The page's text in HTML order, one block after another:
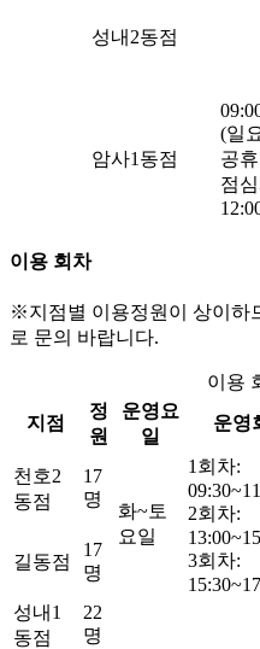
성내2동점
암사1동점
(일
공
점
이용 회차
※지점별 이용정원이 상이하
로 문의 바랍니다.
이용
지점
정
원
운영요
일
운영
천호2
동점
17
명
화~토
요일
1회차:
2회차:
3회차:
길동점
17
명
성내1
동점
22
명